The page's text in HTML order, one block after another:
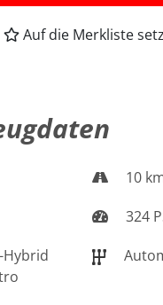
Auf die Merkliste
10
324
Hybrid